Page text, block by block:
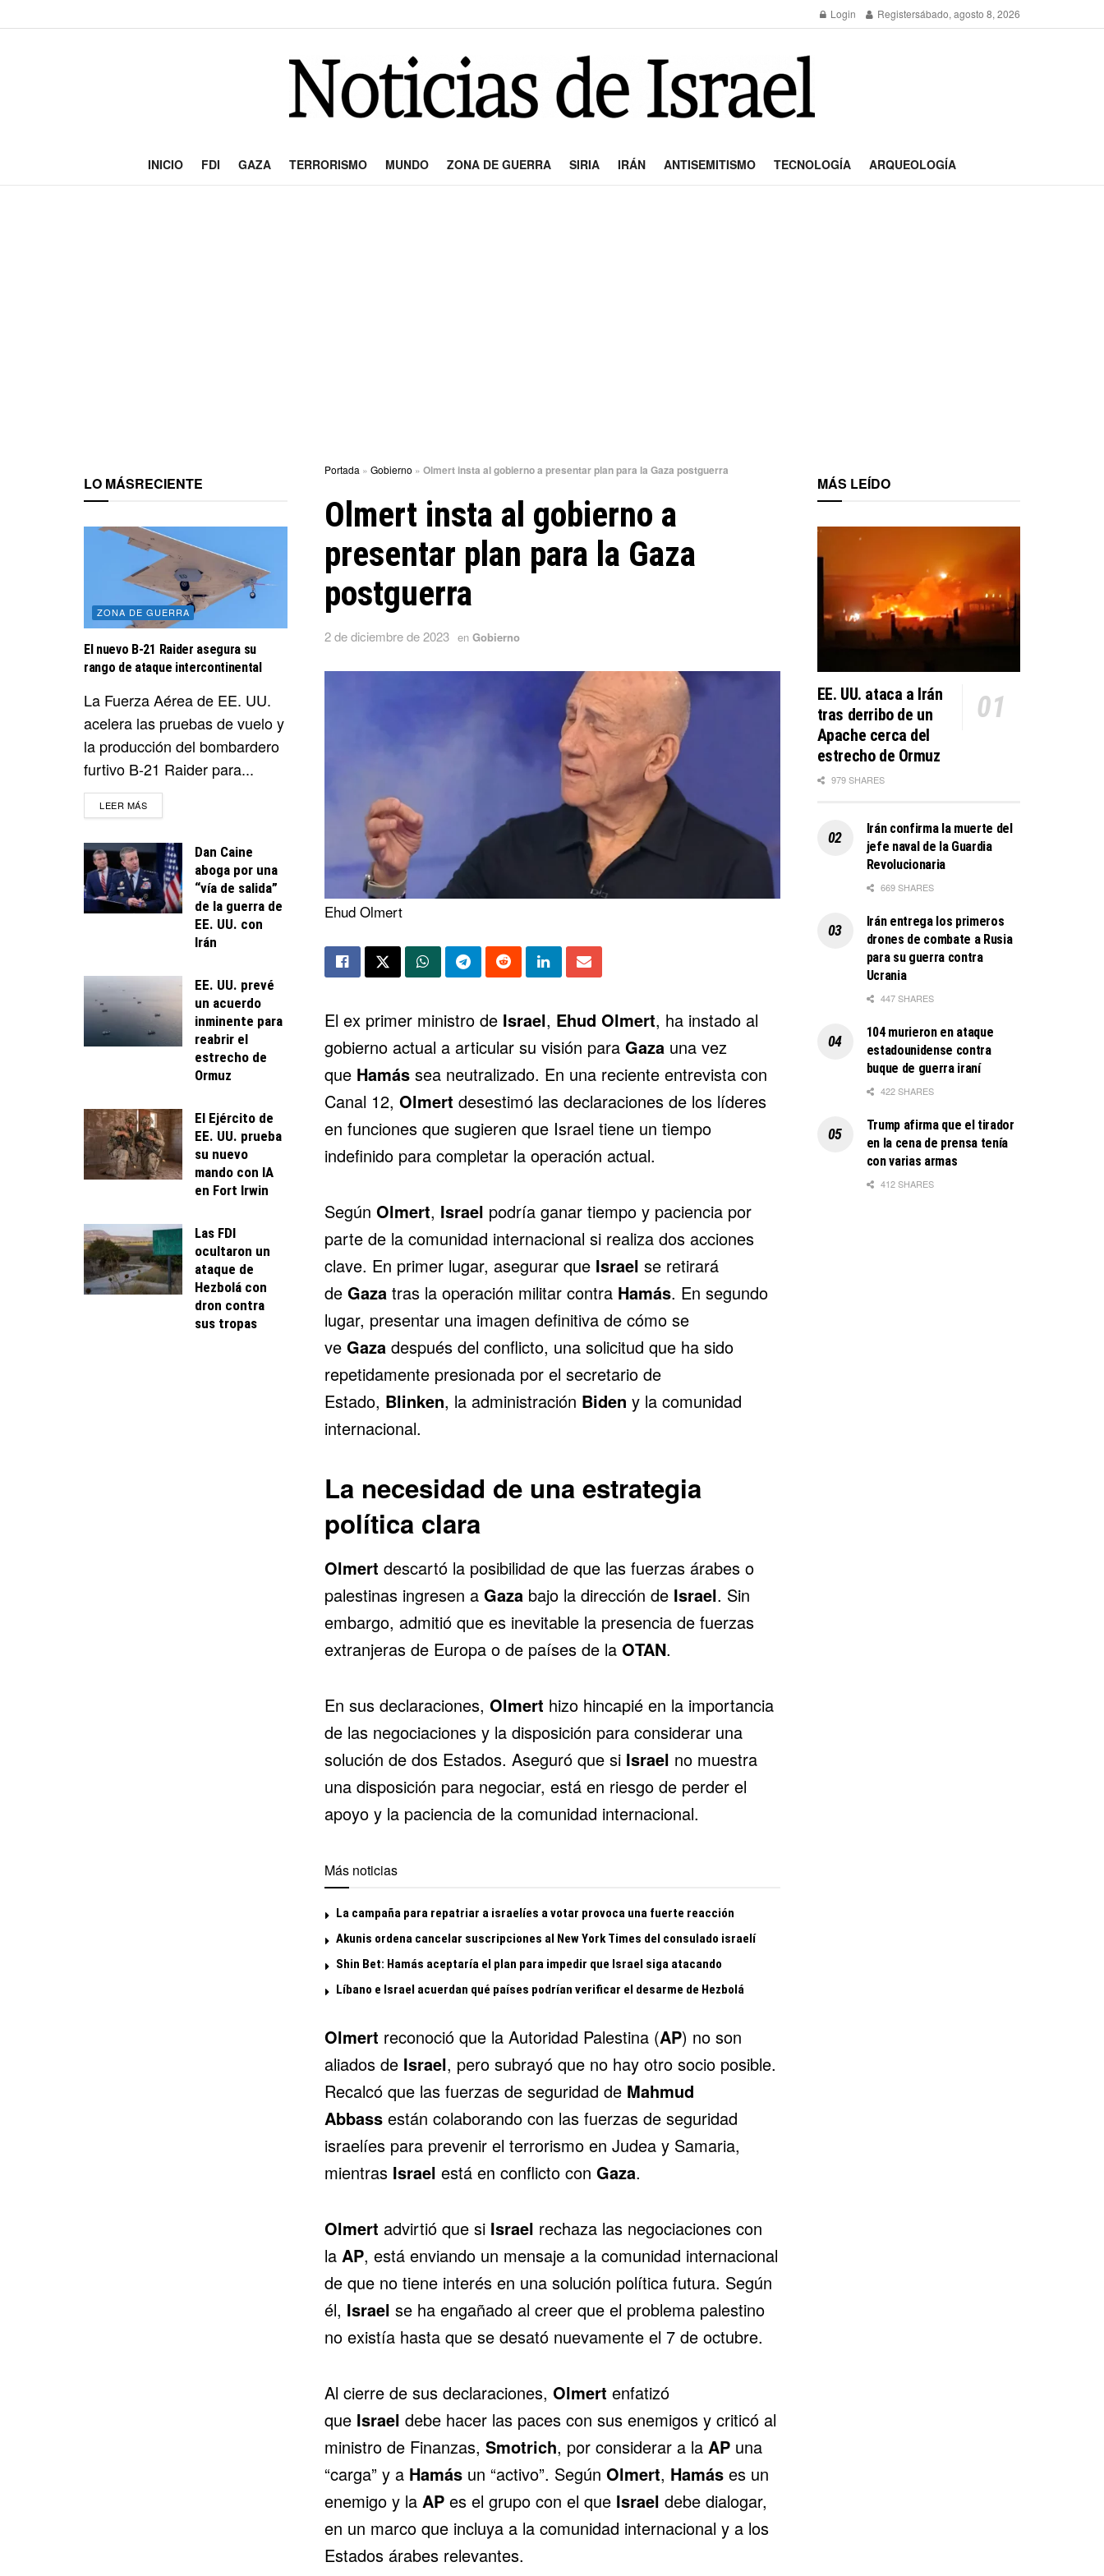
Login Registersábado, agosto 8, 2026
INICIO FDI GAZA TERRORISMO MUNDO ZONA DE GUERRA SIRIA IRÁN ANTISEMITISMO TECNOLOGÍA ARQUEOLOGÍA
Portada » Gobierno » Olmert insta al gobierno a presentar plan para la Gaza postguerra
Olmert insta al gobierno a
presentar plan para la Gaza
postguerra
2 de diciembre de 2023 en Gobierno
Ehud Olmert
El ex primer ministro de Israel, Ehud Olmert, ha instado al
gobierno actual a articular su visión para Gazauna vez
que Hamássea neutralizado. En una reciente entrevista con
Canal 12, Olmert desestimó las declaraciones de los líderes
en funciones que sugieren que Israel tiene un tiempo
indefinido para completar la operación actual.
Según Olmert, Israel podría ganar tiempo y paciencia por
parte de la comunidad internacional si realiza dos acciones
clave. En primer lugar, asegurar que Israel se retirará
de Gazatras la operación militar contra Hamás. En segundo
lugar, presentar una imagen definitiva de cómo se
ve Gazadespués del conflicto, una solicitud que ha sido
repetidamente presionada por el secretario de
Estado, Blinken, la administración Biden y la comunidad
internacional.
La necesidad de una estrategia
política clara
Olmert descartó la posibilidad de que las fuerzas árabes o
palestinas ingresen a Gazabajo la dirección de Israel. Sin
embargo, admitió que es inevitable la presencia de fuerzas
extranjeras de Europa o de países de la OTAN.
En sus declaraciones, Olmert hizo hincapié en la importancia
de las negociaciones y la disposición para considerar una
solución de dos Estados. Aseguró que si Israel no muestra
una disposición para negociar, está en riesgo de perder el
apoyo y la paciencia de la comunidad internacional.
Más noticias
La campaña para repatriar a israelíes a votar provoca una fuerte reacción
Akunis ordena cancelar suscripciones al New York Times del consulado israelí
Shin Bet: Hamás aceptaría el plan para impedir que Israel siga atacando
Líbano e Israel acuerdan qué países podrían verificar el desarme de Hezbolá
Olmert reconoció que la Autoridad Palestina (AP) no son
aliados de Israel, pero subrayó que no hay otro socio posible.
Recalcó que las fuerzas de seguridad de Mahmud
Abbassestán colaborando con las fuerzas de seguridad
israelíes para prevenir el terrorismo en Judea y Samaria,
mientras Israel está en conflicto con Gaza.
Olmert advirtió que si Israel rechaza las negociaciones con
la AP, está enviando un mensaje a la comunidad internacional
de que no tiene interés en una solución política futura. Según
él, Israel se ha engañado al creer que el problema palestino
no existía hasta que se desató nuevamente el 7 de octubre.
Al cierre de sus declaraciones, Olmert enfatizó
que Israel debe hacer las paces con sus enemigos y criticó al
ministro de Finanzas, Smotrich, por considerar a la APuna
“carga” y a Hamásun “activo”. Según Olmert, Hamáses un
enemigo y la APes el grupo con el que Israel debe dialogar,
en un marco que incluya a la comunidad internacional y a los
Estados árabes relevantes.
LO MÁSRECIENTE
ZONA DE GUERRA
El nuevo B-21 Raider asegura su
rango de ataque intercontinental
La Fuerza Aérea de EE. UU.
acelera las pruebas de vuelo y
la producción del bombardero
furtivo B-21 Raider para...
LEER MÁSDETAILS
Dan Caine
aboga por una
“vía de salida”
de la guerra de
EE. UU. con
Irán
EE. UU. prevé
un acuerdo
inminente para
reabrir el
estrecho de
Ormuz
El Ejército de
EE. UU. prueba
su nuevo
mando con IA
en Fort Irwin
Las FDI
ocultaron un
ataque de
Hezbolá con
dron contra
sus tropas
MÁS LEÍDO
EE. UU. ataca a Irán
tras derribo de un
Apache cerca del
estrecho de Ormuz
979 SHARES
Irán confirma la muerte del
jefe naval de la Guardia
Revolucionaria
669 SHARES
Irán entrega los primeros
drones de combate a Rusia
para su guerra contra
Ucrania
447 SHARES
104 murieron en ataque
estadounidense contra
buque de guerra iraní
422 SHARES
Trump afirma que el tirador
en la cena de prensa tenía
con varias armas
412 SHARES